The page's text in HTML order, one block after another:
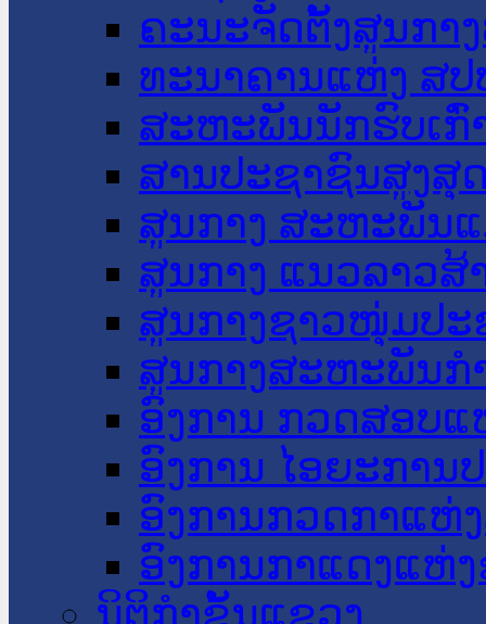
ຄະນະຈັດຕັ້ງສູນກາ
ທະນາຄານແຫ່ງ ສປ
ສະຫະພັນນັກຮົບເກົ່
ສານປະຊາຊົນສູງສຸ
ສູນກາງ ສະຫະພັນ
ສູນກາງ ແນວລາວສ້
ສູນກາງຊາວໜຸ່ມປະ
ສູນກາງສະຫະພັນກ
ອົງການ ກວດສອບແ
ອົງການ ໄອຍະການ
ອົງການກວດກາແຫ່
ອົງການກາແດງແຫ່
ນິຕິກໍາຂັ້ນແຂວງ